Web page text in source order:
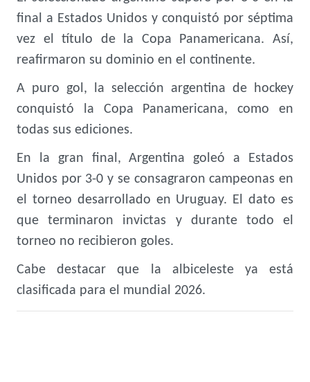
final a Estados Unidos y conquistó por séptima
vez el título de la Copa Panamericana. Así,
reafirmaron su dominio en el continente.
A puro gol, la selección argentina de hockey
conquistó la Copa Panamericana, como en
todas sus ediciones.
En la gran final, Argentina goleó a Estados
Unidos por 3-0 y se consagraron campeonas en
el torneo desarrollado en Uruguay. El dato es
que terminaron invictas y durante todo el
torneo no recibieron goles.
Cabe destacar que la albiceleste ya está
clasificada para el mundial 2026.